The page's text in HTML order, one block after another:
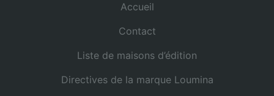
Accueil
Contact
Liste de maisons d’édition
Directives de la marque Loumina